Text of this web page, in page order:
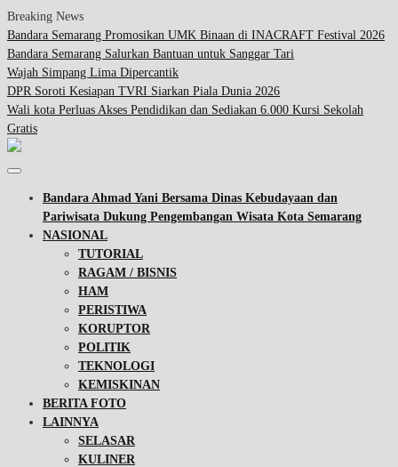
Breaking News
Bandara Semarang Promosikan UMK Binaan di INACRAFT Festival 2026
Bandara Semarang Salurkan Bantuan untuk Sanggar Tari
Wajah Simpang Lima Dipercantik
DPR Soroti Kesiapan TVRI Siarkan Piala Dunia 2026
Wali kota Perluas Akses Pendidikan dan Sediakan 6.000 Kursi Sekolah
Gratis
Bandara Ahmad Yani Bersama Dinas Kebudayaan dan
Pariwisata Dukung Pengembangan Wisata Kota Semarang
NASIONAL
TUTORIAL
RAGAM / BISNIS
HAM
PERISTIWA
KORUPTOR
POLITIK
TEKNOLOGI
KEMISKINAN
BERITA FOTO
LAINNYA
SELASAR
KULINER